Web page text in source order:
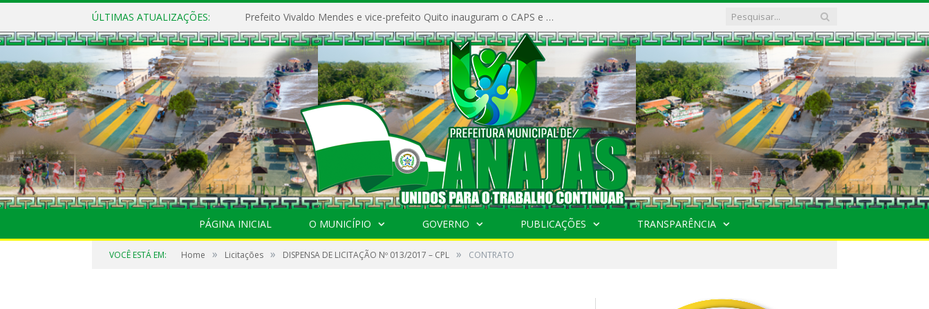
ÚLTIMAS ATUALIZAÇÕES: Prefeito Vivaldo Mendes e vice-prefeito Quito inauguram o CAPS e fortalecem a saúde pública em Anajás.
PÁGINA INICIAL O MUNICÍPIO GOVERNO PUBLICAÇÕES TRANSPARÊNCIA
VOCÊ ESTÁ EM: Home » Licitações » DISPENSA DE LICITAÇÃO Nº 013/2017 – CPL » CONTRATO